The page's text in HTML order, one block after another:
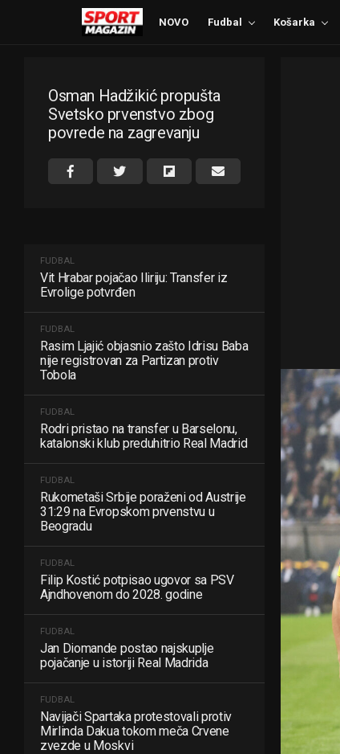
NOVO Fudbal Košarka
Osman Hadžikić propušta
Svetsko prvenstvo zbog
povrede na zagrevanju
FUDBAL
Vit Hrabar pojačao Iliriju: Transfer iz
Evrolige potvrđen
FUDBAL
Rasim Ljajić objasnio zašto Idrisu Baba
nije registrovan za Partizan protiv
Tobola
FUDBAL
Rodri pristao na transfer u Barselonu,
katalonski klub preduhitrio Real Madrid
FUDBAL
Rukometaši Srbije poraženi od Austrije
31:29 na Evropskom prvenstvu u
Beogradu
FUDBAL
Filip Kostić potpisao ugovor sa PSV
Ajndhovenom do 2028. godine
FUDBAL
Jan Diomande postao najskuplje
pojačanje u istoriji Real Madrida
FUDBAL
Navijači Spartaka protestovali protiv
Mirlinda Dakua tokom meča Crvene
zvezde u Moskvi